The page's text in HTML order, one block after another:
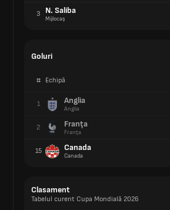
3 N. Saliba
Mijlocaș
Goluri
# Echipă
1 Anglia
Anglia
2 Franţa
Franţa
15 Canada
Canada
Clasament
Tabelul curent Cupa Mondială 2026